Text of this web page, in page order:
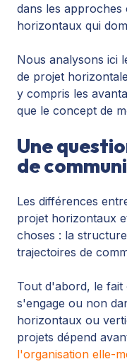
dans les approches
horizontaux qui
Nous analysons ici
de projet
y compris les
que le concept de
Une
de
Les différences
projet horizontaux
choses : la
trajectoires de
Tout d'abord, le fait
s'engage ou non
horizontaux ou
projets dépend
l'organisation elle-